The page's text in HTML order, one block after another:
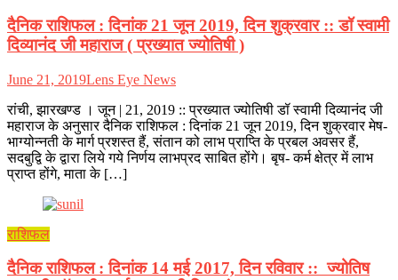
दैनिक राशिफल : दिनांक 21 जून 2019, दिन शुक्रवार :: डॉ स्वामी
दिव्यानंद जी महाराज ( प्रख्यात ज्योतिषी )
June 21, 2019Lens Eye News
रांची, झारखण्ड । जून | 21, 2019 :: प्रख्यात ज्योतिषी डॉ स्वामी दिव्यानंद जी
महाराज के अनुसार दैनिक राशिफल : दिनांक 21 जून 2019, दिन शुक्रवार मेष-
भाग्योन्नती के मार्ग प्रशस्त हैं, संतान को लाभ प्राप्ति के प्रबल अवसर हैं,
सदबुद्वि के द्वारा लिये गये निर्णय लाभप्रद साबित होंगे। बृष- कर्म क्षेत्र में लाभ
प्राप्त होंगे, माता के […]
राशिफल
दैनिक राशिफल : दिनांक 14 मई 2017, दिन रविवार :: ज्योतिष